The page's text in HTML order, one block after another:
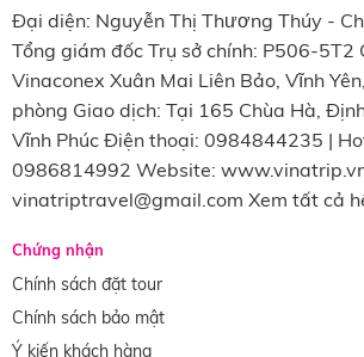
Đại diện: Nguyễn Thị Thương Thúy -
Tổng giám đốc Trụ sở chính: P506-5T2
Vinaconex Xuân Mai Liên Bảo, Vĩnh
phòng Giao dịch: Tại 165 Chùa Hà, Định
Vĩnh Phúc Điện thoại: 0984844235 |
0986814992 Website:
vinatriptravel@gmail.com Xem tất cả
Chứng nhận
Chính sách đặt tour
Chính sách bảo mật
Ý kiến khách hàng